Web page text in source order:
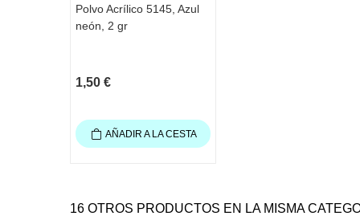
Polvo Acrílico 5145, Azul
neón, 2 gr
1,50 €
AÑADIR A LA CESTA
16 OTROS PRODUCTOS EN LA MISMA